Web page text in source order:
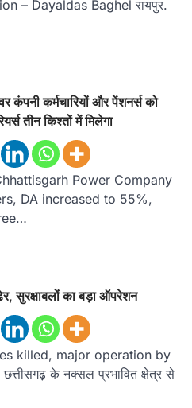
– Dayaldas Baghel रायपुर.
कर्मचारियों और पेंशनर्स को
तीन किश्तों में मिलेगा
Power Company
DA increased to 55%,
का बड़ा ऑपरेशन
killed, major operation by
के नक्सल प्रभावित क्षेत्र से